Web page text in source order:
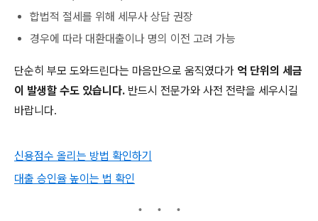
합법적 절세를 위해 세무사 상담 권장
경우에 따라 대환대출이나 명의 이전 고려 가능
단순히 부모 도와드린다는 마음만으로 움직였다가 억 단위의 세금
이 발생할 수도 있습니다. 반드시 전문가와 사전 전략을 세우시길
바랍니다.
신용점수 올리는 방법 확인하기
대출 승인율 높이는 법 확인